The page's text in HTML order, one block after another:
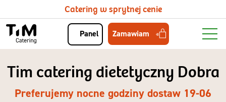
Catering w sprytnej cenie
Panel Zamawiam
Tim catering dietetyczny Dobra
Preferujemy nocne godziny dostaw 19-06